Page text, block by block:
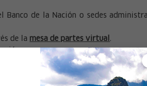
de la Nación o sedes
de la mesa de partes virtual .
se puede accederaquí